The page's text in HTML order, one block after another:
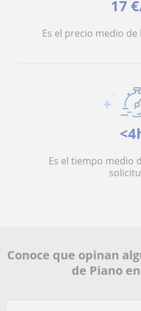
17
Es el precio medio de
Es el tiempo medio
Conoce que opinan
de Piano